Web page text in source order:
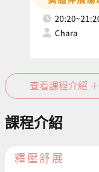
新竹三民教室課
查看課程介紹 ＋
課程介紹
釋壓舒展